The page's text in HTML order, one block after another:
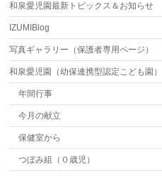
和泉愛児園最新トピックス＆お知らせ
IZUMIBlog
写真ギャラリー（保護者専用ページ）
和泉愛児園（幼保連携型認定こども園）
年間行事
今月の献立
保健室から
つぼみ組（０歳児）